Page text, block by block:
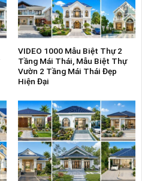
VIDEO 1000 Mẫu Biệt Thự 2
Tầng Mái Thái, Mẫu Biệt Thự
Vườn 2 Tầng Mái Thái Đẹp
Hiện Đại